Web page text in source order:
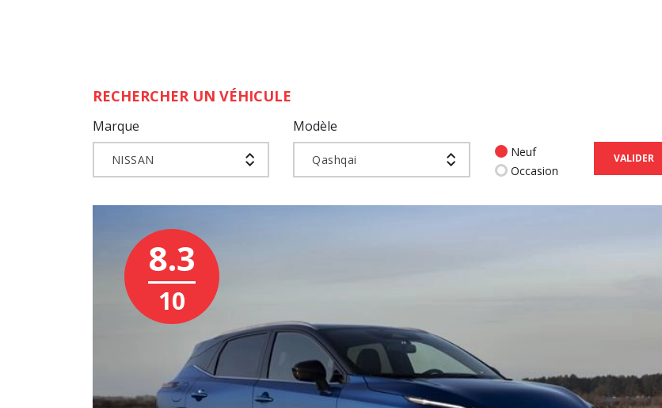
RECHERCHER UN VÉHICULE
Marque
NISSAN
Modèle
Qashqai
Neuf
Occasion
VALIDER
8.3
10